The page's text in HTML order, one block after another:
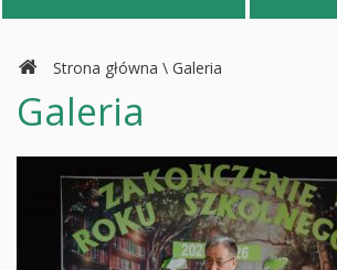
Strona główna \ Galeria
Galeria